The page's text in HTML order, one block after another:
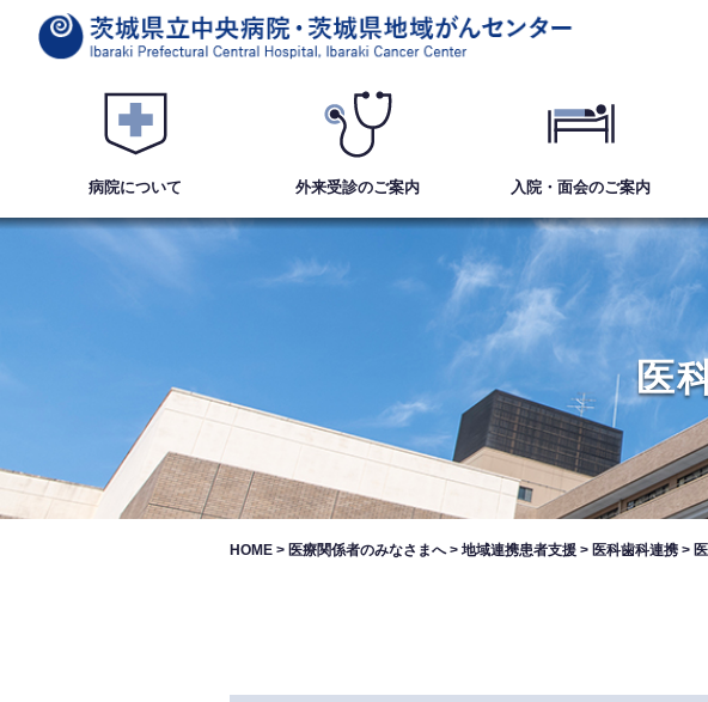
病院について 外来受診のご案内 入院・面会のご案内
医
HOME > 医療関係者のみなさまへ> 地域連携患者支援 > 医科歯科連携 >